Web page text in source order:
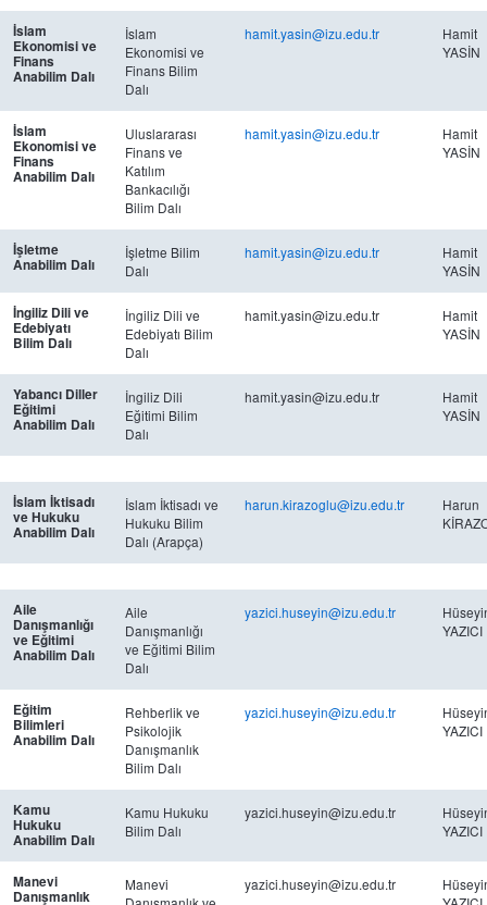
İslam
Ekonomisi ve
Finans
Anabilim Dalı
İslam
Ekonomisi ve
Finans Bilim
Dalı
hamit.yasin@izu.edu.tr
Hamit
YASİN
İslam
Ekonomisi ve
Finans
Anabilim Dalı
Uluslararası
Finans ve
Katılım
Bankacılığı
Bilim Dalı
hamit.yasin@izu.edu.tr
Hamit
YASİN
İşletme
Anabilim Dalı
İşletme Bilim
Dalı
hamit.yasin@izu.edu.tr
Hamit
YASİN
İngiliz Dili ve
Edebiyatı
Bilim Dalı
İngiliz Dili ve
Edebiyatı Bilim
Dalı
hamit.yasin@izu.edu.tr
Hamit
YASİN
Yabancı Diller
Eğitimi
Anabilim Dalı
İngiliz Dili
Eğitimi Bilim
Dalı
hamit.yasin@izu.edu.tr
Hamit
YASİN
İslam İktisadı
ve Hukuku
Anabilim Dalı
İslam İktisadı ve
Hukuku Bilim
Dalı (Arapça)
harun.kirazoglu@izu.edu.tr
Harun
Aile
Danışmanlığı
ve Eğitimi
Anabilim Dalı
Aile
Danışmanlığı
ve Eğitimi Bilim
Dalı
yazici.huseyin@izu.edu.tr
YAZICI
Eğitim
Bilimleri
Anabilim Dalı
Rehberlik ve
Psikolojik
Danışmanlık
Bilim Dalı
yazici.huseyin@izu.edu.tr
YAZICI
Kamu
Hukuku
Anabilim Dalı
Kamu Hukuku
Bilim Dalı
yazici.huseyin@izu.edu.tr
YAZICI
Manevi
Danışmanlık
Manevi
yazici.huseyin@izu.edu.tr